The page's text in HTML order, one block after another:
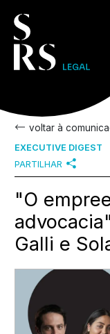
voltar à
EXECUTIVE DIGEST
PARTILHAR
"O
Galli e